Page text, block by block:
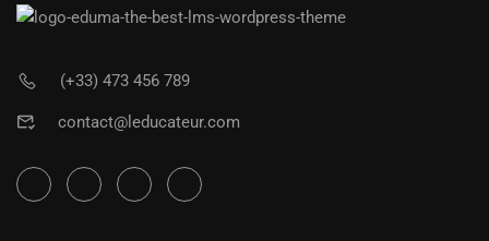
(+33) 473 456 789
contact@leducateur.com